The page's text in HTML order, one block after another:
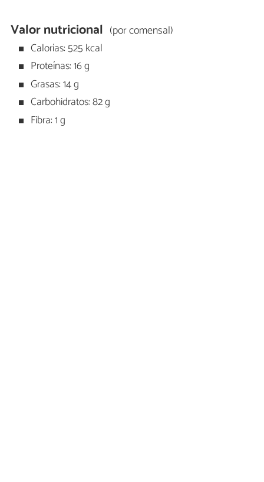
Valor nutricional (por comensal)
Calorías: 525 kcal
Proteínas: 16 g
Grasas: 14 g
Carbohidratos: 82 g
Fibra: 1 g